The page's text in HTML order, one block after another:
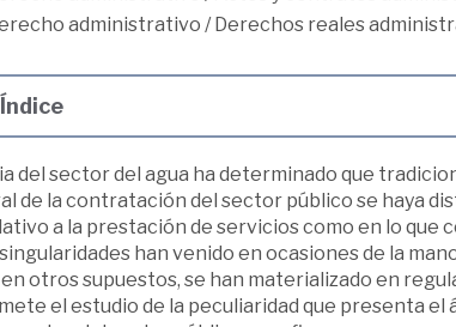
administrativo /Derechos reales
Índice
del sector del agua ha determinado que
de la contratación del sector público se haya
a la prestación de servicios como en lo que
han venido en ocasiones de la
otros supuestos, se han materializado en
el estudio de la peculiaridad que presenta